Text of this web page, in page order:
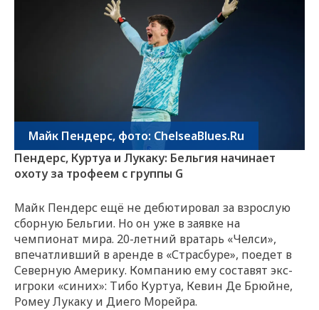
Майк Пендерс, фото: ChelseaBlues.Ru
Пендерс, Куртуа и Лукаку: Бельгия начинает
охоту за трофеем с группы G
Майк Пендерс ещё не дебютировал за взрослую
сборную Бельгии. Но он уже в заявке на
чемпионат мира. 20-летний вратарь «Челси»,
впечатливший в аренде в «Страсбуре», поедет в
Северную Америку. Компанию ему составят экс-
игроки «синих»: Тибо Куртуа, Кевин Де Брюйне,
Ромеу Лукаку и Диего Морейра.